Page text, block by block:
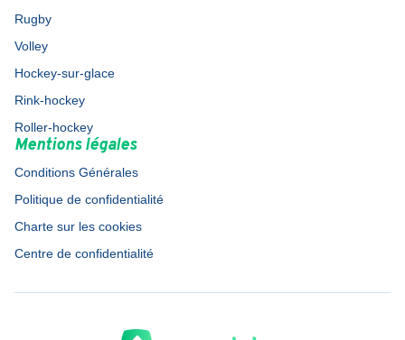
Rugby
Volley
Hockey-sur-glace
Rink-hockey
Roller-hockey
Mentions légales
Conditions Générales
Politique de confidentialité
Charte sur les cookies
Centre de confidentialité